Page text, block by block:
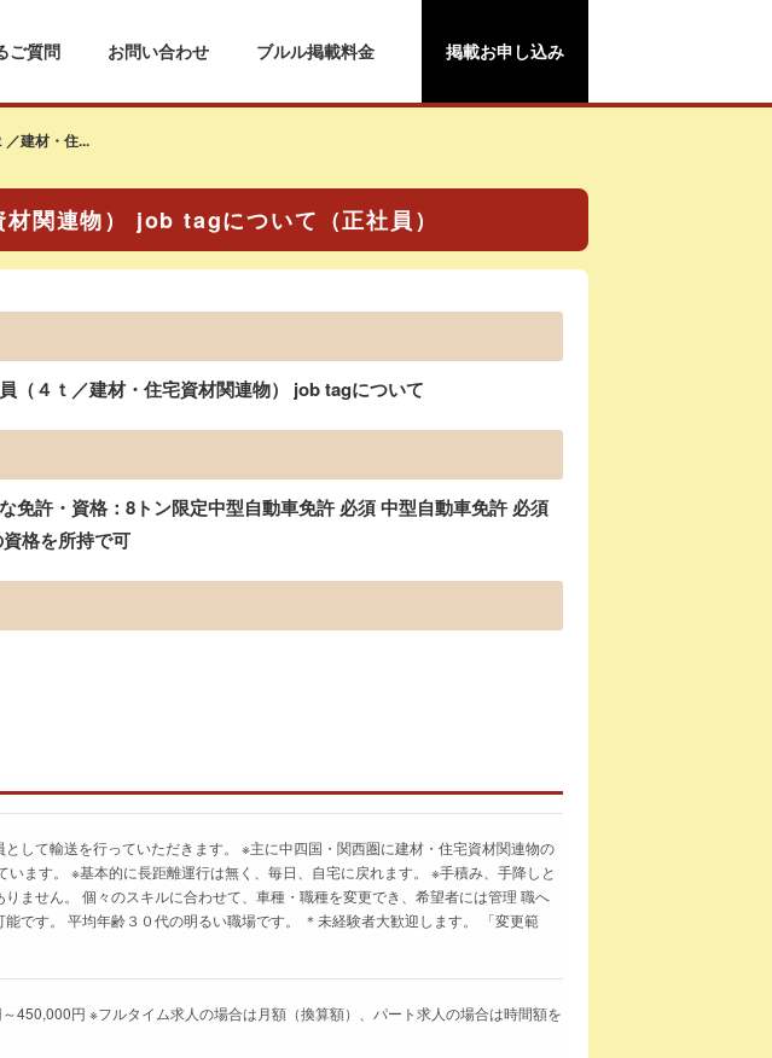
ご質問 お問い合わせ ブルル掲載料金 掲載お申し込み
／建材・住...
関連物） job tagについて（正社員）
（４ｔ／建材・住宅資材関連物） job tagについて
免許・資格：8トン限定中型自動車免許 必須 中型自動車免許 必須
格を所持で可
として輸送を行っていただきます。 ※主に中四国・関西圏に建材・住宅資材関連物の
います。 ※基本的に長距離運行は無く、毎日、自宅に戻れます。 ※手積み、手降しと
りません。 個々のスキルに合わせて、車種・職種を変更でき、希望者には管理 職へ
です。 平均年齢３０代の明るい職場です。 ＊未経験者大歓迎します。 「変更範
450,000円 ※フルタイム求人の場合は月額（換算額）、パート求人の場合は時間額を